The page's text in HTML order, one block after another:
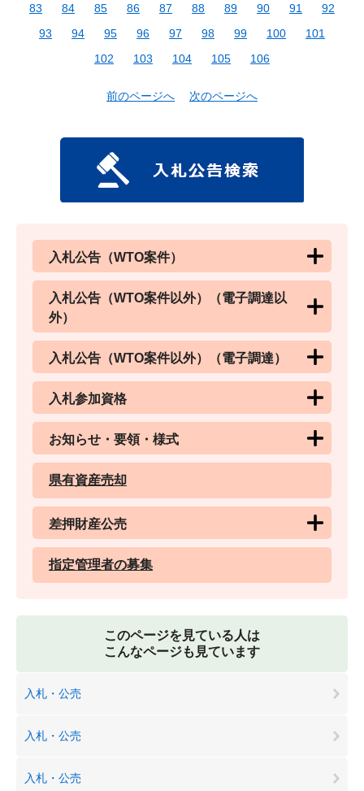
83
84 85 86 87 88 89 90 91
92
93
94 95 96 97 98 99 100
101
102
103 104 105 106
前のページへ 次のページへ
入札公告（WTO案件）
入札公告（WTO案件以外）（電子調達以
外）
入札公告（WTO案件以外）（電子調達）
入札参加資格
お知らせ・要領・様式
県有資産売却
差押財産公売
指定管理者の募集
このページを見ている人は
こんなページも見ています
入札・公売
入札・公売
入札・公売